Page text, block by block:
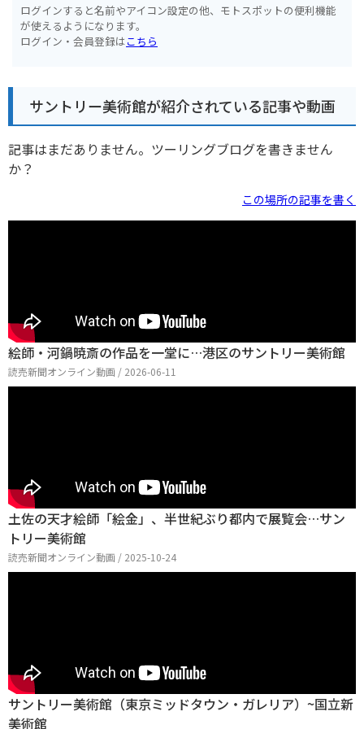
ログインすると名前やアイコン設定の他、モトスポットの便利機能
が使えるようになります。
ログイン・会員登録はこちら
サントリー美術館が紹介されている記事や動画
記事はまだありません。ツーリングブログを書きません
か？
この場所の記事を書く
絵師・河鍋暁斎の作品を一堂に…港区のサントリー美術館
読売新聞オンライン動画 / 2026-06-11
土佐の天才絵師「絵金」、半世紀ぶり都内で展覧会…サン
トリー美術館
読売新聞オンライン動画 / 2025-10-24
サントリー美術館（東京ミッドタウン・ガレリア）~国立新
美術館